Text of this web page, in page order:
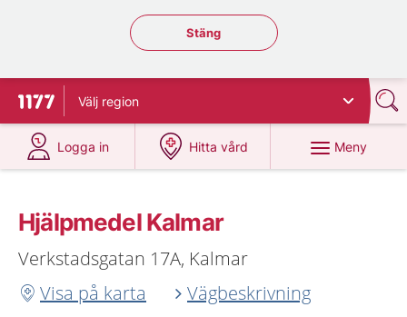
Stäng regionsväljaren
Stäng
Till startsidan för 1177
Välj region
Logga in
på 1177.se
Hitta vård
på 1177.se
Meny
Hjälpmedel Kalmar
Verkstadsgatan 17A, Kalmar
Visa på karta
Vägbeskrivning